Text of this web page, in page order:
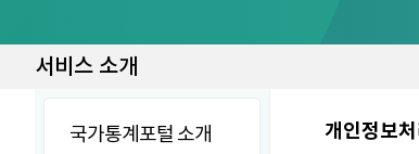
서비스 소개
국가통계포털 소개 개인정보